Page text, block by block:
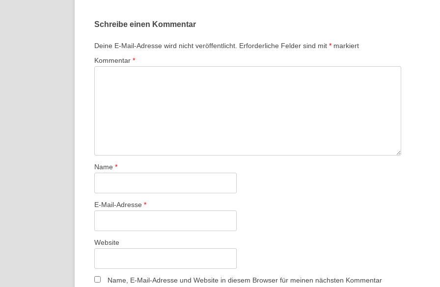
Schreibe einen Kommentar
Deine E-Mail-Adresse wird nicht veröffentlicht. Erforderliche Felder sind mit * markiert
Kommentar *
Name *
E-Mail-Adresse *
Website
Name, E-Mail-Adresse und Website in diesem Browser für meinen nächsten Kommentar